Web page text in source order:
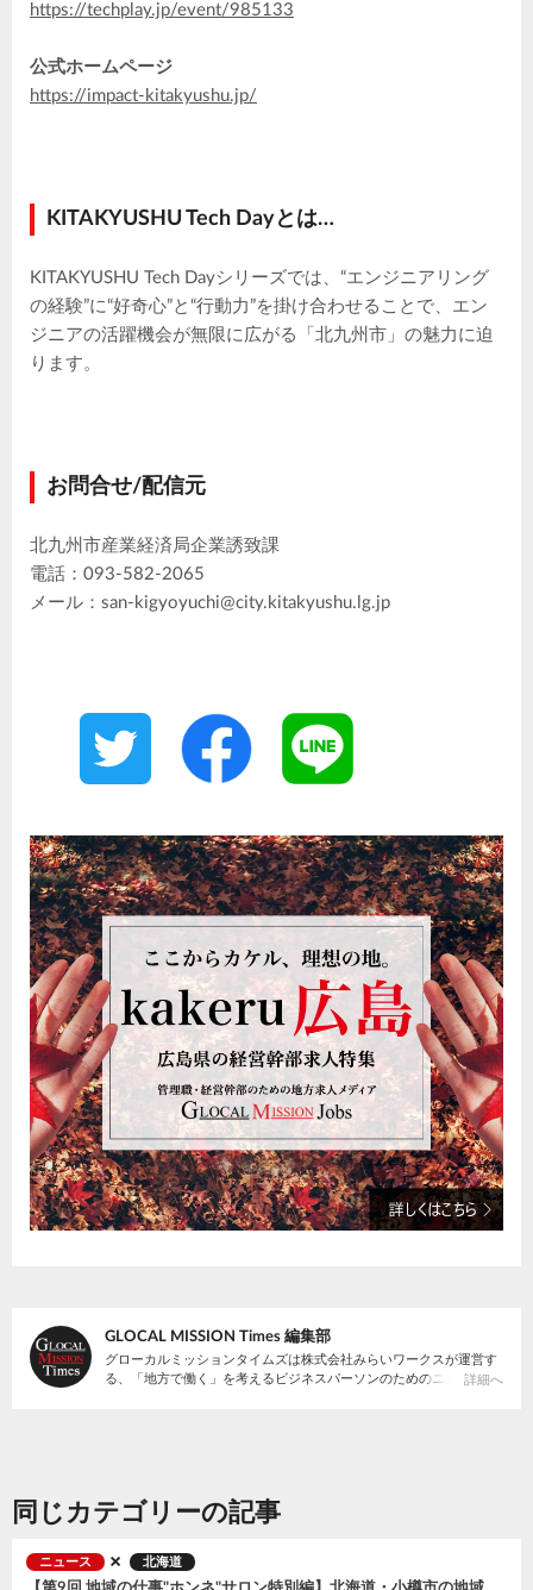
https://techplay.jp/event/985133
公式ホームページ
https://impact-kitakyushu.jp/
KITAKYUSHU Tech Dayとは…
KITAKYUSHU Tech Dayシリーズでは、“エンジニアリング
の経験”に“好奇心”と“行動力”を掛け合わせることで、エン
ジニアの活躍機会が無限に広がる「北九州市」の魅力に迫
ります。
お問合せ/配信元
北九州市産業経済局企業誘致課
電話：093-582-2065
メール：san-kigyoyuchi@city.kitakyushu.lg.jp
GLOCAL MISSION Times 編集部
グローカルミッションタイムズは株式会社みらいワークスが運営す
る、「地方で働く」を考えるビジネスパーソンのためのニュースサ
詳細へ
同じカテゴリーの記事
ニュース 北海道